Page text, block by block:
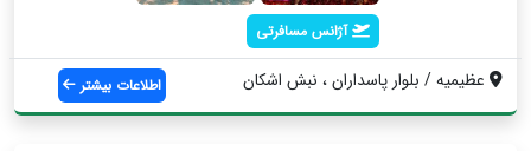
آژانس مسافرتی
عظیمیه / بلوار پاسداران ، نبش اشکان اطلاعات بیشتر